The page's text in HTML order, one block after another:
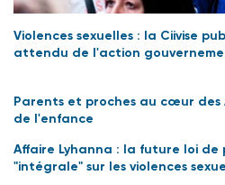
Violences sexuelles : la Ciivise
attendu de l'action
Parents et proches au cœur des
de l'enfance
Affaire Lyhanna : la future loi
"intégrale" sur les violences